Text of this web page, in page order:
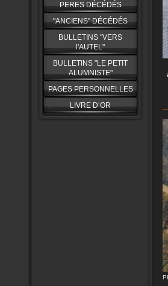
PERES DÉCÉDÉS
"ANCIENS" DÉCÉDÉS
BULLETINS "VERS
l'AUTEL"
BULLETINS "LE PETIT
ALUMNISTE"
PAGES PERSONNELLES
LIVRE D’OR